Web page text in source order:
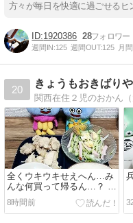
方々が毎日を快適に過ごせるヒ
1920386 28
週間IN:125 週間OUT:125 月
20
きょうもおきばり
全くウキウキせえへん…み
んな何買って帰るん…？ と
緑のじゃがいも
8時間前